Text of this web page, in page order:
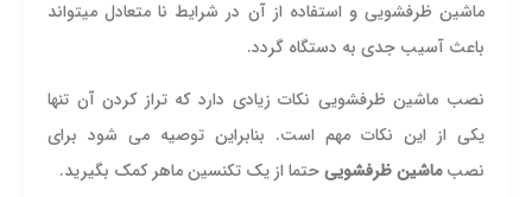
ماشین ظرفشویی و استفاده از آن در شرایط نا متعادل میتواند
باعث آسیب جدی به دستگاه گردد.
نصب ماشین ظرفشویی نکات زیادی دارد که تراز کردن آن تنها
یکی از این نکات مهم است. بنابراین توصیه می شود برای
نصبماشین ظرفشوییحتما از یک تکنسین ماهر کمک بگیرید.